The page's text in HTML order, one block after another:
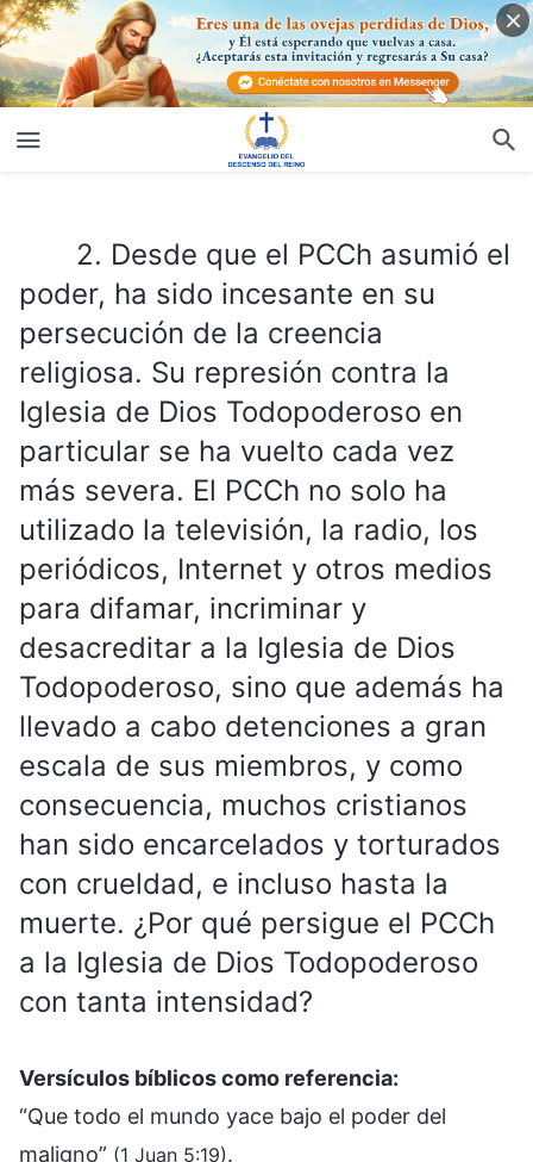
2. Desde que el PCCh asumió el
poder, ha sido incesante en su
persecución de la creencia
religiosa. Su represión contra la
Iglesia de Dios Todopoderoso en
particular se ha vuelto cada vez
más severa. El PCCh no solo ha
utilizado la televisión, la radio, los
periódicos, Internet y otros medios
para difamar, incriminar y
desacreditar a la Iglesia de Dios
Todopoderoso, sino que además ha
llevado a cabo detenciones a gran
escala de sus miembros, y como
consecuencia, muchos cristianos
han sido encarcelados y torturados
con crueldad, e incluso hasta la
muerte. ¿Por qué persigue el PCCh
a la Iglesia de Dios Todopoderoso
con tanta intensidad?
Versículos bíblicos como referencia:
“Que todo el mundo yace bajo el poder del
maligno” (1 Juan 5:19).